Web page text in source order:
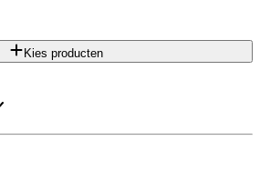
Kies producten